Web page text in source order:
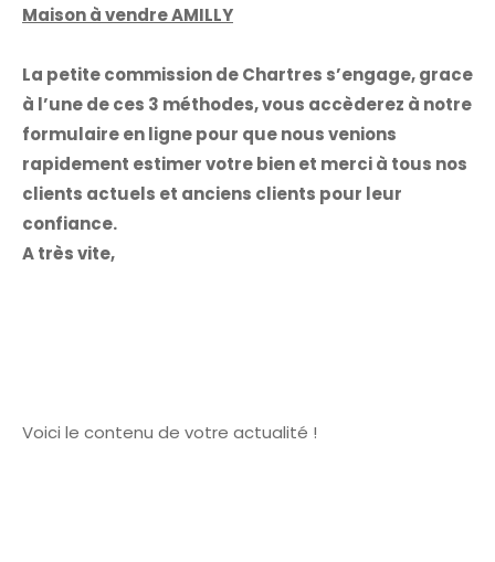
Maison à vendre AMILLY
La petite commission de Chartres s’engage, grace
à l’une de ces 3 méthodes, vous accèderez à notre
formulaire en ligne pour que nous venions
rapidement estimer votre bien et merci à tous nos
clients actuels et anciens clients pour leur
confiance.
A très vite,
Voici le contenu de votre actualité !